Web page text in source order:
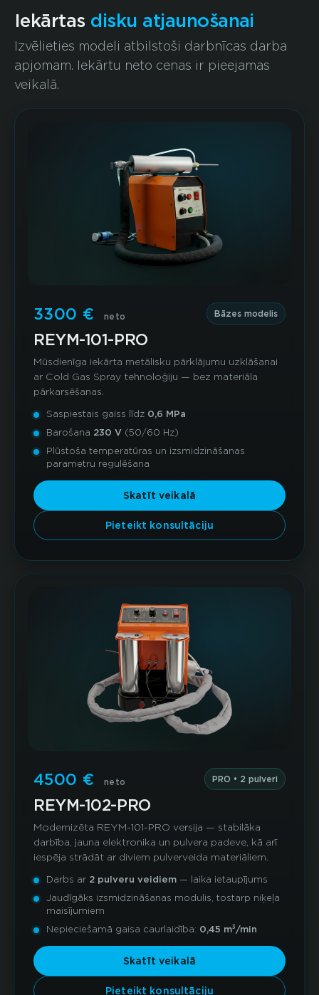
Iekārtas disku atjaunošanai
Izvēlieties modeli atbilstoši darbnīcas darba
apjomam. Iekārtu neto cenas ir pieejamas
veikalā.
3300 € neto Bāzes modelis
REYM-101-PRO
Mūsdienīga iekārta metālisku pārklājumu uzklāšanai
ar Cold Gas Spray tehnoloģiju — bez materiāla
pārkarsēšanas.
Saspiestais gaiss līdz 0,6 MPa
Barošana 230 V (50/60 Hz)
Plūstoša temperatūras un izsmidzināšanas
parametru regulēšana
Skatīt veikalā
Pieteikt konsultāciju
4500 € neto PRO • 2 pulveri
REYM-102-PRO
Modernizēta REYM-101-PRO versija — stabilāka
darbība, jauna elektronika un pulvera padeve, kā arī
iespēja strādāt ar diviem pulverveida materiāliem.
Darbs ar 2 pulveru veidiem — laika ietaupījums
Jaudīgāks izsmidzināšanas modulis, tostarp niķeļa
maisījumiem
Nepieciešamā gaisa caurlaidība: 0,45 m³/min
Skatīt veikalā
Pieteikt konsultāciju